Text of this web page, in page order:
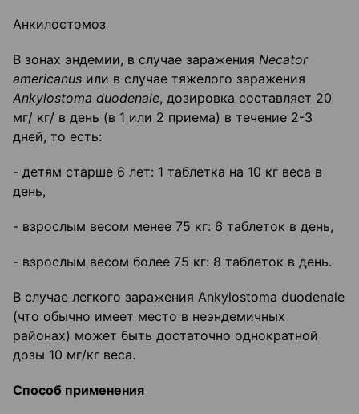
Анкилостомоз
В зонах эндемии, в случае заражения Necator
americanus или в случае тяжелого заражения
Ankylostoma duodenale, дозировка составляет 20
мг/ кг/ в день (в 1 или 2 приема) в течение 2-3
дней, то есть:
- детям старше 6 лет: 1 таблетка на 10 кг веса в
день,
- взрослым весом менее 75 кг: 6 таблеток в день,
- взрослым весом более 75 кг: 8 таблеток в день.
В случае легкого заражения Ankylostoma duodenale
(что обычно имеет место в неэндемичных
районах) может быть достаточно однократной
дозы 10 мг/кг веса.
Способ применения